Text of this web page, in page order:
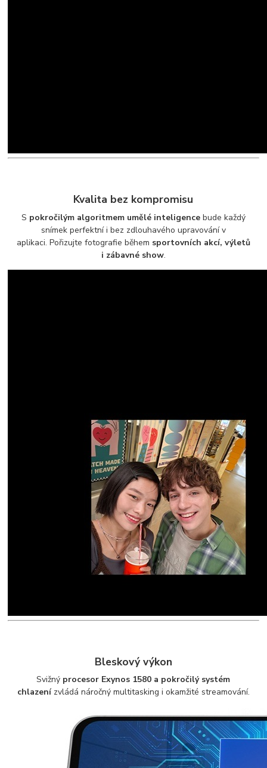
Kvalita bez kompromisu
S pokročilým algoritmem umělé inteligence bude každý
snímek perfektní i bez zdlouhavého upravování v
aplikaci. Pořizujte fotografie během sportovních akcí, výletů
i zábavné show.
Bleskový výkon
Svižný procesor Exynos 1580 a pokročilý systém
chlazení zvládá náročný multitasking i okamžité streamování.